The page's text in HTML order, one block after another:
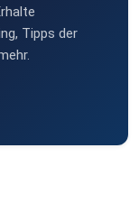
Tipps der